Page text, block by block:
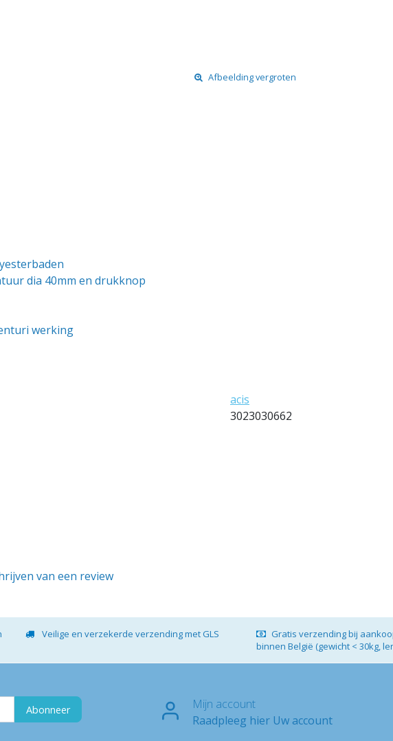
Afbeelding vergroten
dia 40mm en drukknop
werking
acis
3023030662
van een review
Veilige en verzekerde verzending met GLS
Gratis verzending bij
binnen België (gewicht < 30kg,
Abonneer
Mijn account
Raadpleeg hier Uw account